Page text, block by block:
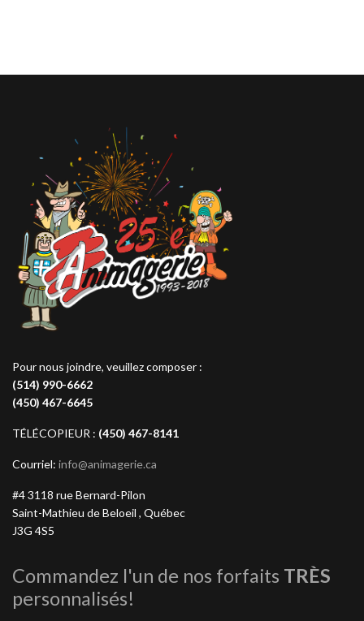
Pour nous joindre, veuillez composer :
(514) 990-6662
(450) 467-6645
TÉLÉCOPIEUR : (450) 467-8141
Courriel: info@animagerie.ca
#4 3118 rue Bernard-Pilon
Saint-Mathieu de Beloeil , Québec
J3G 4S5
Commandez l'un de nos forfaits TRÈS
personnalisés!